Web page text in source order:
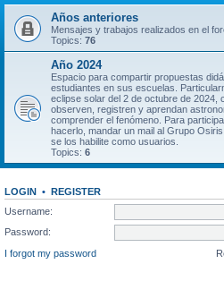
Años anteriores
Mensajes y trabajos realizados en el
Topics: 76
Año 2024
Espacio para compartir propuestas
estudiantes en sus escuelas.
eclipse solar del 2 de octubre de 2024,
observen, registren y aprendan
comprender el fenómeno. Para
hacerlo, mandar un mail al Grupo
se los habilite como usuarios.
Topics: 6
LOGIN • REGISTER
Username:
Password:
I forgot my password